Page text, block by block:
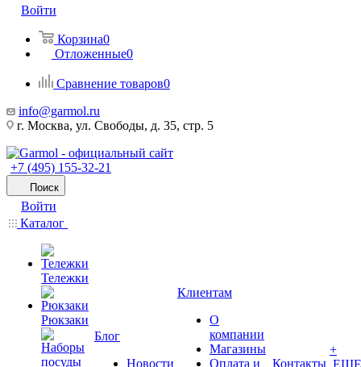
Войти
Корзина0
Отложенные0
Сравнение товаров0
info@garmol.ru
г. Москва, ул. Свободы, д. 35, стр. 5
+7 (495) 155-32-21
Поиск
Войти
Каталог
Тележки
Рюкзаки
Блог
Новости
Клиентам
О
компании
Магазины
Оплата и
Контакты
+
ЕЩЕ